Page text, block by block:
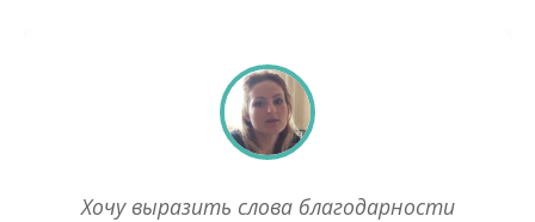
Компания ВЕДЕНИЕ САЙТОВ